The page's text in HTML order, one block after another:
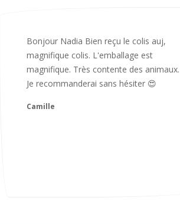
Merci infiniment, c’est magnifique 😍
d’avoir pris le temps de me répondre.
Nous sommes vraiment contents et
avons hâte de les utiliser 😄 bonne soirée
😍